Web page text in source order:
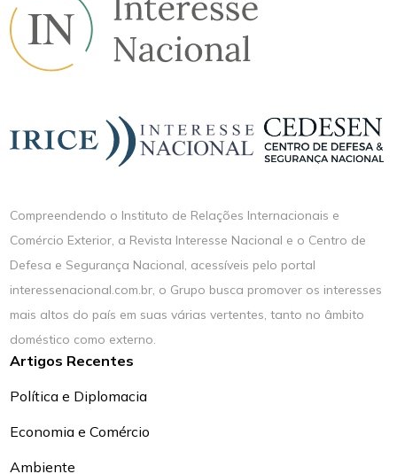
Compreendendo o Instituto de Relações Internacionais e
Comércio Exterior, a Revista Interesse Nacional e o Centro de
Defesa e Segurança Nacional, acessíveis pelo portal
interessenacional.com.br, o Grupo busca promover os interesses
mais altos do país em suas várias vertentes, tanto no âmbito
doméstico como externo.
Artigos Recentes
Política e Diplomacia
Economia e Comércio
Ambiente